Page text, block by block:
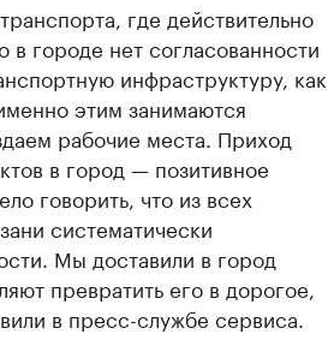
где действительно
в городе нет согласованности
инфраструктуру, как
этим занимаются
рабочие места. Приход
в город — позитивное
говорить, что из всех
систематически
Мы доставили в город
превратить его в дорогое,
в пресс-службе сервиса.